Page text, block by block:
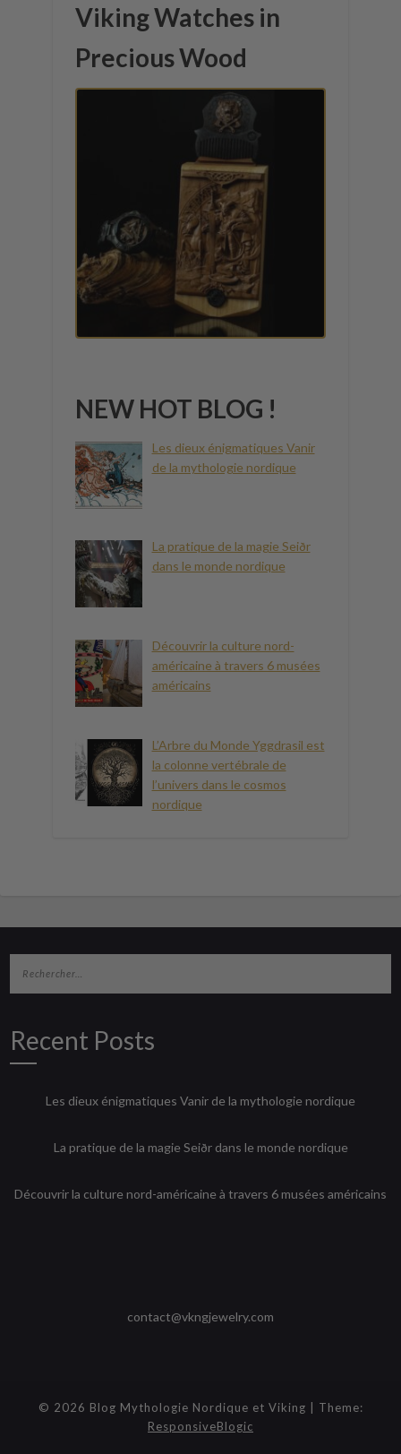
Viking Watches in
Precious Wood
NEW HOT BLOG !
Les dieux énigmatiques Vanir
de la mythologie nordique
La pratique de la magie Seiðr
dans le monde nordique
Découvrir la culture nord-
américaine à travers 6 musées
américains
L’Arbre du Monde Yggdrasil est
la colonne vertébrale de
l’univers dans le cosmos
nordique
Recent Posts
Les dieux énigmatiques Vanir de la mythologie nordique
La pratique de la magie Seiðr dans le monde nordique
Découvrir la culture nord-américaine à travers 6 musées américains
contact@vkngjewelry.com
© 2026 Blog Mythologie Nordique et Viking | Theme:
ResponsiveBlogic